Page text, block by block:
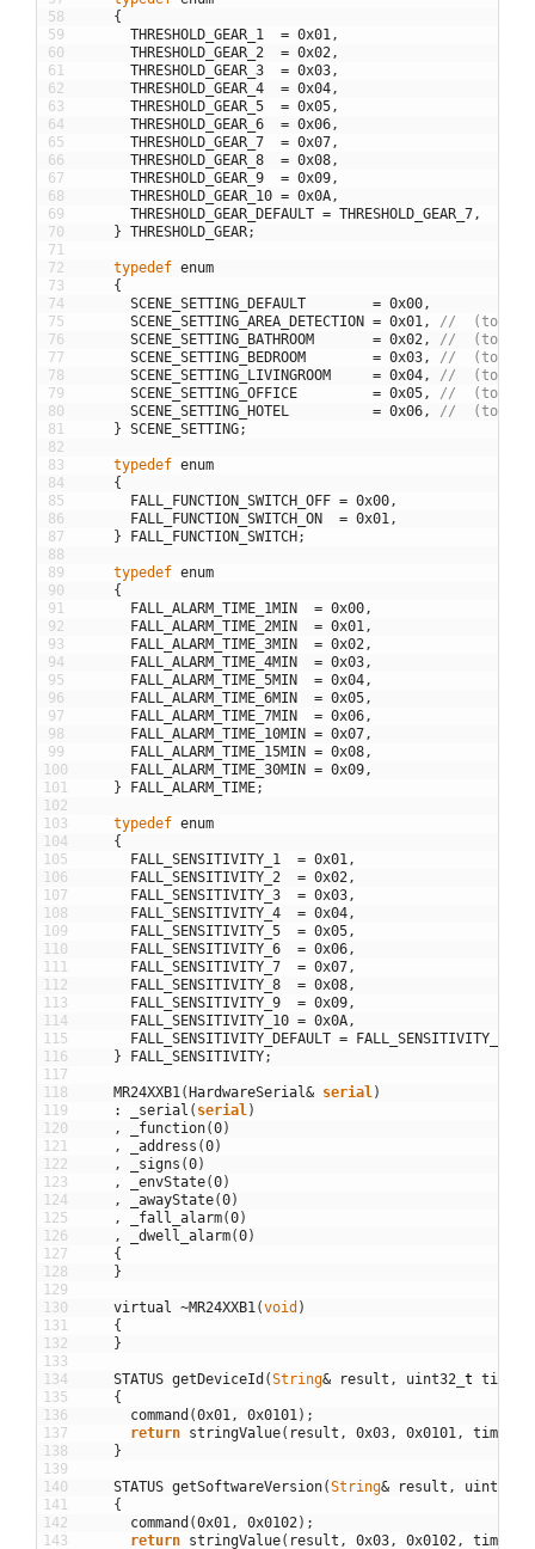
58
59
60
61
62
63
64
65
66
67
68
69
70
71
72
73
74
75
76
77
78
79
80
81
82
83
84
85
86
87
88
89
90
91
92
93
94
95
96
97
98
99
100
101
102
103
104
105
106
107
108
109
110
111
112
113
114
115
116
117
118
119
120
121
122
123
124
125
126
127
128
129
130
131
132
133
134
135
136
137
138
139
140
141
142
143
{
THRESHOLD_GEAR_1
= 0x01,
THRESHOLD_GEAR_2
= 0x02,
THRESHOLD_GEAR_3
= 0x03,
THRESHOLD_GEAR_4
= 0x04,
THRESHOLD_GEAR_5
= 0x05,
THRESHOLD_GEAR_6
= 0x06,
THRESHOLD_GEAR_7
= 0x07,
THRESHOLD_GEAR_8
= 0x08,
THRESHOLD_GEAR_9
= 0x09,
THRESHOLD_GEAR_10 = 0x0A,
THRESHOLD_GEAR_DEFAULT = THRESHOLD_GEAR_7,
} THRESHOLD_GEAR;
typedef enum
{
SCENE_SETTING_DEFAULT
= 0x00,
SCENE_SETTING_AREA_DETECTION = 0x01,
//  (top
SCENE_SETTING_BATHROOM
= 0x02,
//  (top
SCENE_SETTING_BEDROOM
= 0x03,
//  (top
SCENE_SETTING_LIVINGROOM
= 0x04,
//  (top
SCENE_SETTING_OFFICE
= 0x05,
//  (top
SCENE_SETTING_HOTEL
= 0x06,
//  (top
} SCENE_SETTING;
typedef enum
{
FALL_FUNCTION_SWITCH_OFF = 0x00,
FALL_FUNCTION_SWITCH_ON
= 0x01,
}
FALL_FUNCTION_SWITCH ;
typedef enum
{
FALL_ALARM_TIME_1MIN
= 0x00,
FALL_ALARM_TIME_2MIN
= 0x01,
FALL_ALARM_TIME_3MIN
= 0x02,
FALL_ALARM_TIME_4MIN
= 0x03,
FALL_ALARM_TIME_5MIN
= 0x04,
FALL_ALARM_TIME_6MIN
= 0x05,
FALL_ALARM_TIME_7MIN
= 0x06,
FALL_ALARM_TIME_10MIN = 0x07,
FALL_ALARM_TIME_15MIN = 0x08,
FALL_ALARM_TIME_30MIN = 0x09,
}
FALL_ALARM_TIME;
typedef enum
{
FALL_SENSITIVITY_1
= 0x01,
FALL_SENSITIVITY_2
= 0x02,
FALL_SENSITIVITY_3
= 0x03,
FALL_SENSITIVITY_4
= 0x04,
FALL_SENSITIVITY_5
= 0x05,
FALL_SENSITIVITY_6
= 0x06,
FALL_SENSITIVITY_7
= 0x07,
FALL_SENSITIVITY_8
= 0x08,
FALL_SENSITIVITY_9
= 0x09,
FALL_SENSITIVITY_10 = 0x0A,
FALL_SENSITIVITY_DEFAULT = FALL_SENSITIVITY_4
}
FALL_SENSITIVITY;
MR24XXB1( HardwareSerial& serial)
:
_serial ( serial)
,
_function(0)
,
_address (0)
,
_signs (0)
,
_envState(0)
,
_awayState(0)
,
_fall_alarm(0)
,
_dwell_alarm(0)
{
}
virtual ~MR24XXB1(void )
{
}
STATUS getDeviceId (String& result , uint32 t
{
command (0x01, 0x0101) ;
return stringValue( result , 0x03, 0x0101, timeout
}
STATUS getSoftwareVersion(String& result , uint32
{
command (0x01, 0x0102) ;
return stringValue( result , 0x03, 0x0102, timeout